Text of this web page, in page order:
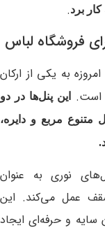
برد.
فروشگاه لباس
به یکی از ارکان
است.
این پنل‌ها در دو
مربع و دایره،
نوری به عنوان
عمل می‌کند. این
سایه و حرفه‌ای ایجاد